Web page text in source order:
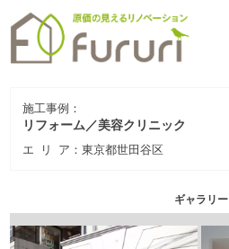
リフォーム／美容クリニック
エ リ ア：東京都世田谷区
ギャラリー